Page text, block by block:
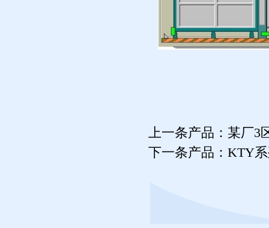
上一条产品： 某厂3
下一条产品： KTY